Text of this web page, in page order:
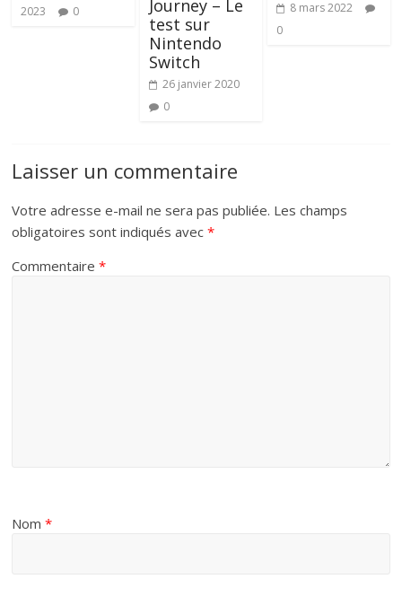
2023 0
Journey – Le
test sur
Nintendo
Switch
26 janvier 2020
0
8 mars 2022
0
Laisser un commentaire
Votre adresse e-mail ne sera pas publiée. Les champs
obligatoires sont indiqués avec*
Commentaire*
Nom*